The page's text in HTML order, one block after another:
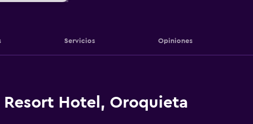
Servicios Opiniones
Hotel, Oroquieta